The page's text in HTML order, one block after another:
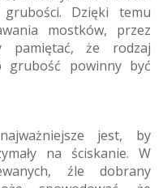
Dzięki temu
mostków, przez
pamiętać, że rodzaj
grubość powinny być
jest, by
na ściskanie. W
źle dobrany